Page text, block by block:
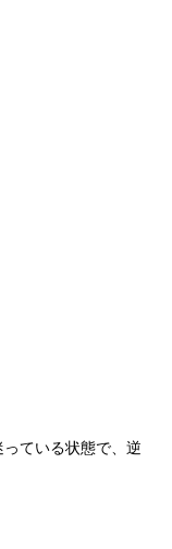
ている状態で、逆